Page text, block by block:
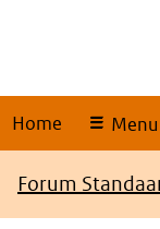
Home Menu
Kruimelpad
Forum